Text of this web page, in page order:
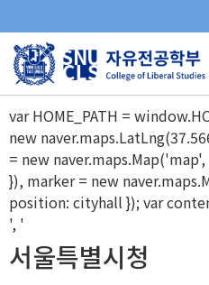
로
메
뉴
var HOME_PATH =
new
= new
}), marker = new
position: cityhall }); var
', '
서울특별시청